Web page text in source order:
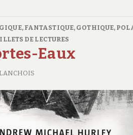
, FANTASTIQUE, GOTHIQUE,
DE LECTURES
Eaux